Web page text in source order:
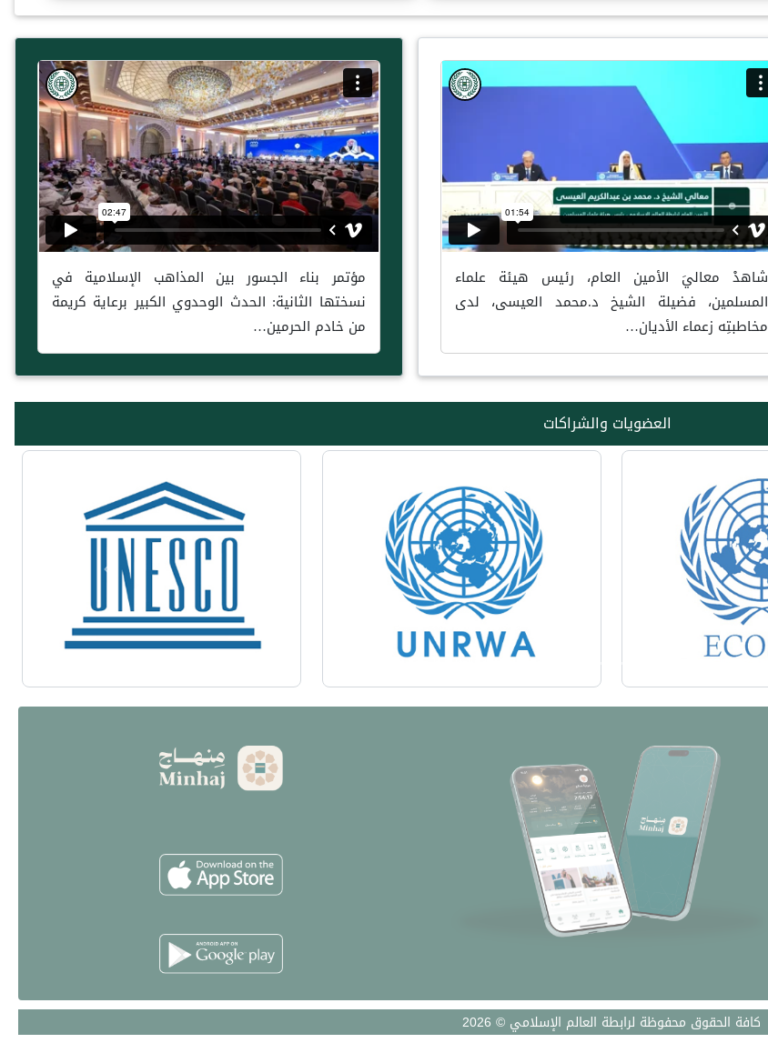
شاهدْ معاليَ الأمين العام، رئيس هيئة علماء
المسلمين، فضيلة الشيخ د.محمد العيسى، لدى
مخاطبتِه زعماء الأديان…
مؤتمر بناء الجسور بين المذاهب الإسلامية في
نسختها الثانية: الحدث الوحدوي الكبير برعاية كريمة
من خادم الحرمين…
العضويات والشراكات
Previous
كافة الحقوق محفوظة لرابطة العالم الإسلامي © 2026